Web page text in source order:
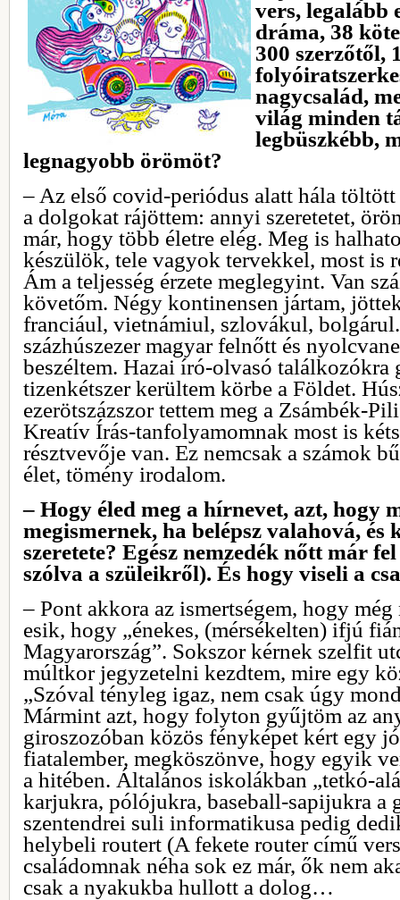
vers, legalább
dráma, 38
300 szerzőtől,
nagycsalád,
világ minden
legbüszkébb,
legnagyobb örömöt?
– Az első covid-periódus alatt hála
a dolgokat rájöttem: annyi szeretetet,
már, hogy több életre elég. Meg is
készülök, tele vagyok tervekkel, most is
Ám a teljesség érzete meglegyint. Van
követőm. Négy kontinensen jártam,
franciául, vietnámiul, szlovákul, bolgárul.
százhúszezer magyar felnőtt és
beszéltem. Hazai író-olvasó
tizenkétszer kerültem körbe a Földet.
ezerötszázszor tettem meg a Zsámbék-
Kreatív Írás-tanfolyamomnak most is
résztvevője van. Ez nemcsak a számok
élet, tömény irodalom.
– Hogy éled meg a hírnevet, azt, hogy
megismernek, ha belépsz valahová, és
szeretete? Egész nemzedék nőtt már
szólva a szüleikről). És hogy viseli a
– Pont akkora az ismertségem, hogy
esik, hogy „énekes, (mérsékelten) ifjú
Magyarország”. Sokszor kérnek szelfit
múltkor jegyzetelni kezdtem, mire egy
„Szóval tényleg igaz, nem csak úgy
Mármint azt, hogy folyton gyűjtöm az
giroszozóban közös fényképet kért egy
fiatalember, megköszönve, hogy egyik
a hitében. Általános iskolákban „tetkó-
karjukra, pólójukra, baseball-sapijukra a
szentendrei suli informatikusa pedig
helybeli routert (A fekete router című
családomnak néha sok ez már, ők nem
csak a nyakukba hullott a dolog…